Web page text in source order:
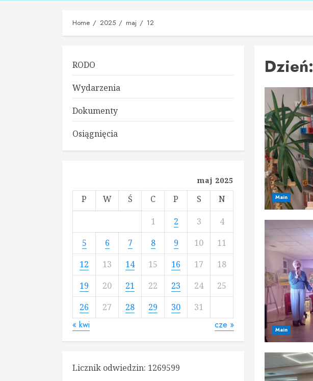
Home 2025 maj 12
Dzień:
Main
Main
RODO
Wydarzenia
Dokumenty
Osiągnięcia
maj 2025
P W Ś C P S
N
1
2 3
4
5
6 7 8 9 10
11
12
13 14 15 16 17
18
19
20 21 22 23 24
25
26
27 28 29 30 31
« kwi cze »
Licznik odwiedzin: 1269599